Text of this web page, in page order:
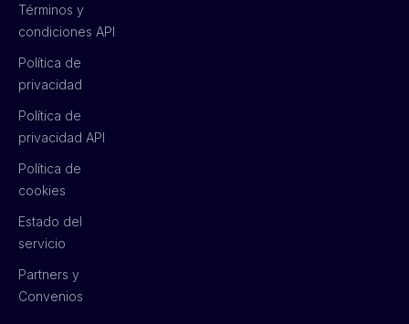
Términos y
condiciones API
Política de
privacidad
Política de
privacidad API
Política de
cookies
Estado del
servicio
Partners y
Convenios